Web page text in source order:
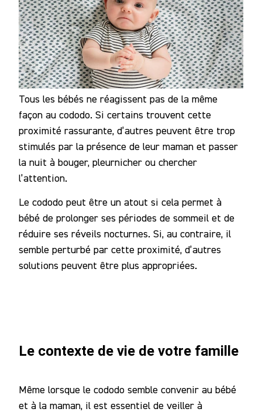
Tous les bébés ne réagissent pas de la même
façon au cododo. Si certains trouvent cette
proximité rassurante, d’autres peuvent être trop
stimulés par la présence de leur maman et passer
la nuit à bouger, pleurnicher ou chercher
l’attention.
Le cododo peut être un atout si cela permet à
bébé de prolonger ses périodes de sommeil et de
réduire ses réveils nocturnes. Si, au contraire, il
semble perturbé par cette proximité, d’autres
solutions peuvent être plus appropriées.
Le contexte de vie de votre famille
Même lorsque le cododo semble convenir au bébé
et à la maman, il est essentiel de veiller à